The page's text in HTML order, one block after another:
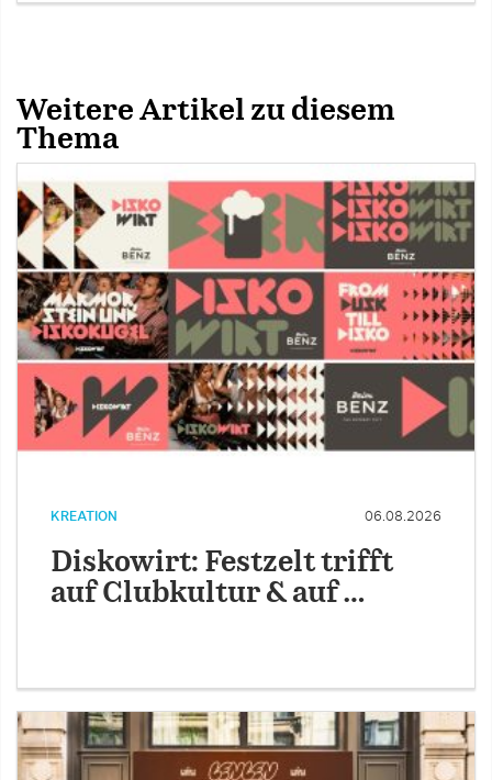
Weitere Artikel zu diesem
Thema
KREATION 06.08.2026
Diskowirt: Festzelt trifft
auf Clubkultur & auf …